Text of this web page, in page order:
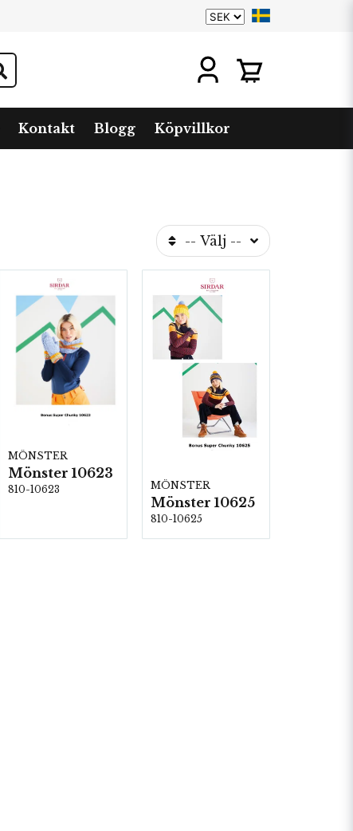
Kontakt Blogg Köpvillkor
-- Välj --
MÖNSTER
Mönster 10623
810-10623 MÖNSTER
Mönster 10625
810-10625